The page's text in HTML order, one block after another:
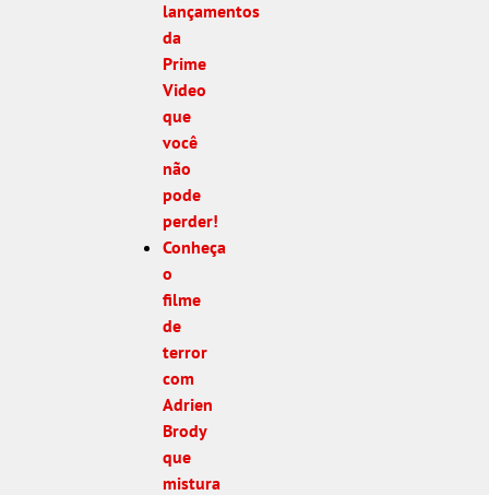
lançamentos
da
Prime
Video
que
você
não
pode
perder!
Conheça
o
filme
de
terror
com
Adrien
Brody
que
mistura